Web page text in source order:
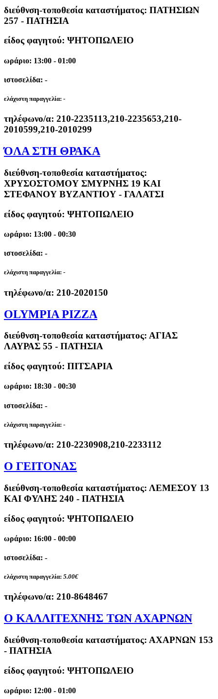
διεύθνση-τοποθεσία καταστήματος: ΠΑΤΗΣΙΩΝ
257 - ΠΑΤΗΣΙΑ
είδος φαγητού: ΨΗΤΟΠΩΛΕΙΟ
ωράριο: 13:00 - 01:00
ιστοσελίδα: -
ελάχιστη παραγγελία: -
τηλέφωνο/α: 210-2235113,210-2235653,210-
2010599,210-2010299
ΌΛΑ ΣΤΗ ΘΡΑΚΑ
διεύθνση-τοποθεσία καταστήματος:
ΧΡΥΣΟΣΤΟΜΟΥ ΣΜΥΡΝΗΣ 19 ΚΑΙ
ΣΤΕΦΑΝΟΥ ΒΥΖΑΝΤΙΟΥ - ΓΑΛΑΤΣΙ
είδος φαγητού: ΨΗΤΟΠΩΛΕΙΟ
ωράριο: 13:00 - 00:30
ιστοσελίδα: -
ελάχιστη παραγγελία: -
τηλέφωνο/α: 210-2020150
OLYMPIA PIZZA
διεύθνση-τοποθεσία καταστήματος: ΑΓΙΑΣ
ΛΑΥΡΑΣ 55 - ΠΑΤΗΣΙΑ
είδος φαγητού: ΠΙΤΣΑΡΙΑ
ωράριο: 18:30 - 00:30
ιστοσελίδα: -
ελάχιστη παραγγελία: -
τηλέφωνο/α: 210-2230908,210-2233112
Ο ΓΕΙΤΟΝΑΣ
διεύθνση-τοποθεσία καταστήματος: ΛΕΜΕΣΟΥ 13
ΚΑΙ ΦΥΛΗΣ 240 - ΠΑΤΗΣΙΑ
είδος φαγητού: ΨΗΤΟΠΩΛΕΙΟ
ωράριο: 16:00 - 00:00
ιστοσελίδα: -
ελάχιστη παραγγελία: 5.00€
τηλέφωνο/α: 210-8648467
O ΚΑΛΛΙΤΕΧΝΗΣ ΤΩΝ ΑΧΑΡΝΩΝ
διεύθνση-τοποθεσία καταστήματος: ΑΧΑΡΝΩΝ 153
- ΠΑΤΗΣΙΑ
είδος φαγητού: ΨΗΤΟΠΩΛΕΙΟ
ωράριο: 12:00 - 01:00